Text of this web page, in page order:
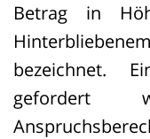
Betrag in
bezeichnet.
gefordert